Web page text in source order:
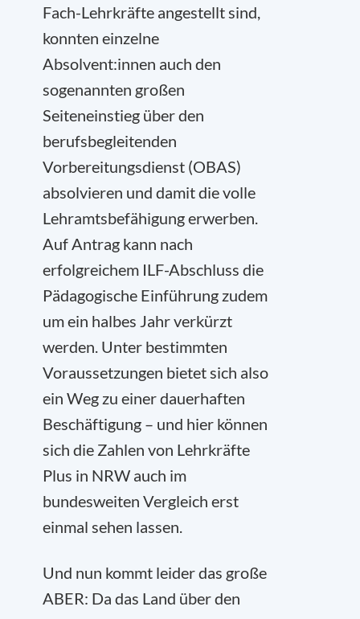
Fach-Lehrkräfte angestellt sind,
konnten einzelne
Absolvent:innen auch den
sogenannten großen
Seiteneinstieg über den
berufsbegleitenden
Vorbereitungsdienst (OBAS)
absolvieren und damit die volle
Lehramtsbefähigung erwerben.
Auf Antrag kann nach
erfolgreichem ILF-Abschluss die
Pädagogische Einführung zudem
um ein halbes Jahr verkürzt
werden. Unter bestimmten
Voraussetzungen bietet sich also
ein Weg zu einer dauerhaften
Beschäftigung – und hier können
sich die Zahlen von Lehrkräfte
Plus in NRW auch im
bundesweiten Vergleich erst
einmal sehen lassen.
Und nun kommt leider das große
ABER: Da das Land über den